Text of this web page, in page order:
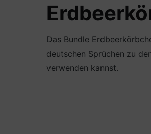
Das Bundle
deutschen Sprüchen zu
verwenden kannst.